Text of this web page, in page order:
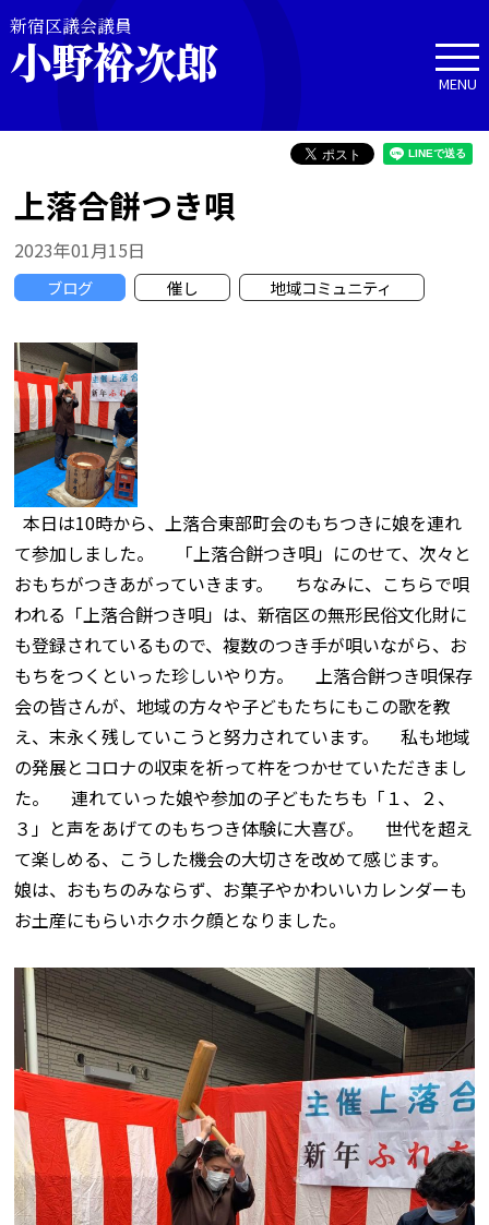
新宿区議会議員
小野裕次郎 MENU
上落合餅つき唄
2023年01月15日
ブログ 催し 地域コミュニティ
本日は10時から、上落合東部町会のもちつきに娘を連れ
て参加しました。 「上落合餅つき唄」にのせて、次々と
おもちがつきあがっていきます。 ちなみに、こちらで唄
われる「上落合餅つき唄」は、新宿区の無形民俗文化財に
も登録されているもので、複数のつき手が唄いながら、お
もちをつくといった珍しいやり方。 上落合餅つき唄保存
会の皆さんが、地域の方々や子どもたちにもこの歌を教
え、末永く残していこうと努力されています。 私も地域
の発展とコロナの収束を祈って杵をつかせていただきまし
た。 連れていった娘や参加の子どもたちも「１、２、
３」と声をあげてのもちつき体験に大喜び。 世代を超え
て楽しめる、こうした機会の大切さを改めて感じます。
娘は、おもちのみならず、お菓子やかわいいカレンダーも
お土産にもらいホクホク顔となりました。